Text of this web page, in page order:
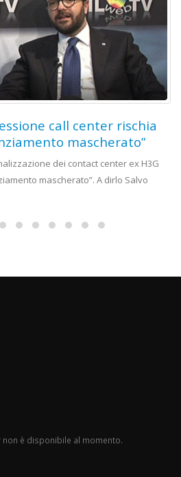
call center rischia
mascherato”
dei contact center ex H3G
A dirlo Salvo
15
è disponibile al momento.